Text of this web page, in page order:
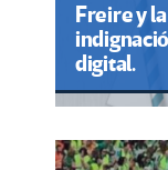
Freire y
digital.